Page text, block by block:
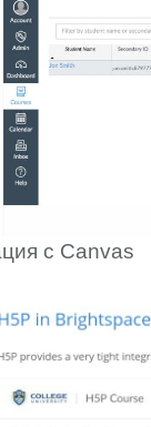
с Canvas